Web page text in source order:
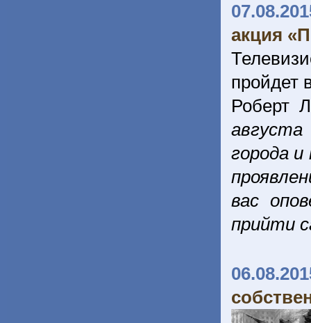
акция
пройдет
Роберт
города
вас
прийти